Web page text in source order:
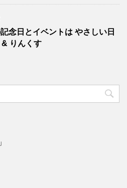
念日とイベントは やさしい日
りんくす